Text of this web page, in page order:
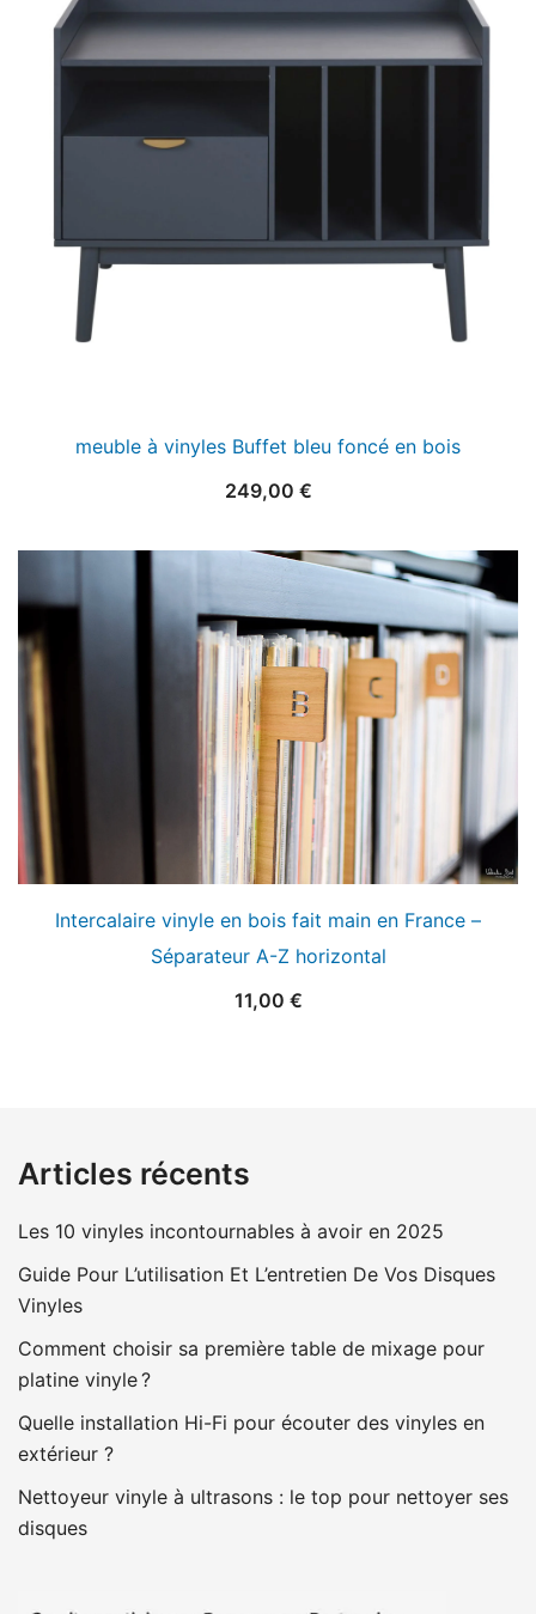
meuble à vinyles Buffet bleu foncé en bois
249,00 €
Intercalaire vinyle en bois fait main en France –
Séparateur A-Z horizontal
11,00 €
Articles récents
Les 10 vinyles incontournables à avoir en 2025
Guide Pour L’utilisation Et L’entretien De Vos Disques
Vinyles
Comment choisir sa première table de mixage pour
platine vinyle ?
Quelle installation Hi-Fi pour écouter des vinyles en
extérieur ?
Nettoyeur vinyle à ultrasons : le top pour nettoyer ses
disques